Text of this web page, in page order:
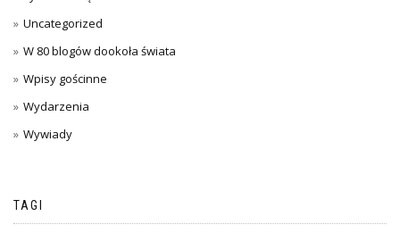
Uncategorized
W 80 blogów dookoła świata
Wpisy gościnne
Wydarzenia
Wywiady
TAGI